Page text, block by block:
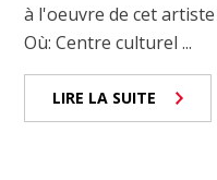
à l'oeuvre de cet
Où: Centre culturel ...
LIRE LA SUITE